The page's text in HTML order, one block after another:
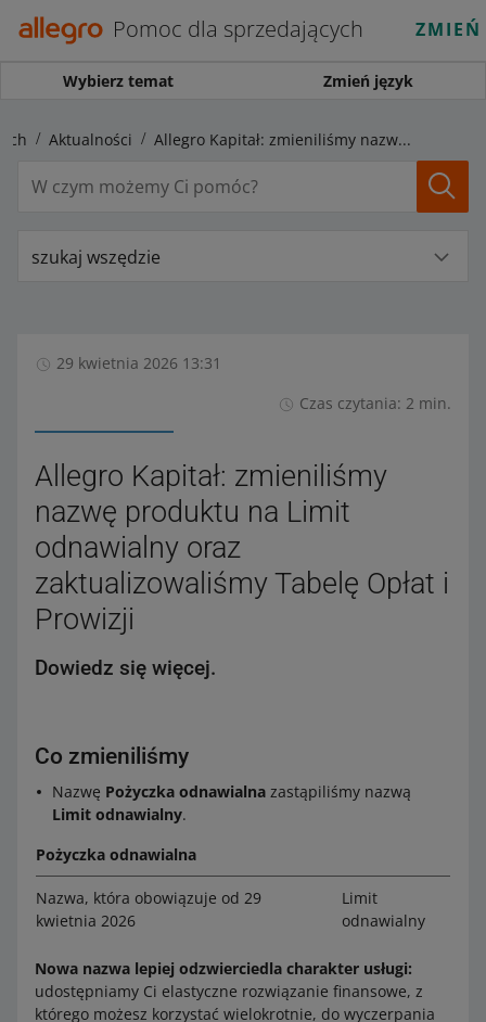
Pomoc dla sprzedających
Wybierz temat Zmień język
Aktualności Allegro Kapitał: zmieniliśmy nazwę produktu na Limit odnawialny oraz zaktualizowaliśmy Tabelę Opłat i Prowizji
szukaj wszędzie
29 kwietnia 2026 13:31
Czas czytania: 2 min.
Allegro Kapitał: zmieniliśmy
nazwę produktu na Limit
odnawialny oraz
zaktualizowaliśmy Tabelę Opłat i
Prowizji
Dowiedz się więcej.
Co zmieniliśmy
Nazwę Pożyczka odnawialna zastąpiliśmy nazwą
Limit odnawialny.
Pożyczka odnawialna
Nazwa, która obowiązuje od 29
kwietnia 2026
Limit
odnawialny
Nowa nazwa lepiej odzwierciedla charakter usługi:
udostępniamy Ci elastyczne rozwiązanie finansowe, z
którego możesz korzystać wielokrotnie, do wyczerpania